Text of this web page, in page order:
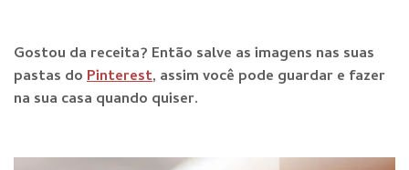
Gostou da receita? Então salve as imagens nas suas
pastas doPinterest, assim você pode guardar e fazer
na sua casa quando quiser.